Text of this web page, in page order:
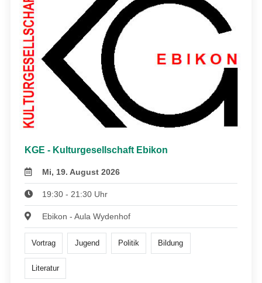
KGE - Kulturgesellschaft Ebikon
Mi, 19. August 2026
19:30 - 21:30 Uhr
Ebikon - Aula Wydenhof
Vortrag Jugend Politik Bildung
Literatur